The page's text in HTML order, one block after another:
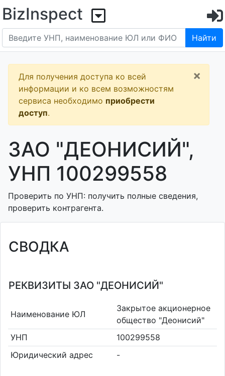
BizInspect
Найти
Для получения доступа ко всей
информации и ко всем возможностям
сервиса необходимо приобрести
доступ.
×
ЗАО "ДЕОНИСИЙ",
УНП 100299558
Проверить по УНП: получить полные сведения,
проверить контрагента.
СВОДКА
РЕКВИЗИТЫ ЗАО "ДЕОНИСИЙ"
Наименование ЮЛ
Закрытое акционерное
общество "Деонисий"
УНП
100299558
Юридический адрес
-